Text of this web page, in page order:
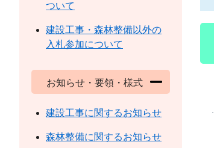
ついて
建設工事・森林整備以外の
入札参加について
お知らせ・要領・様式
建設工事に関するお知らせ
森林整備に関するお知らせ